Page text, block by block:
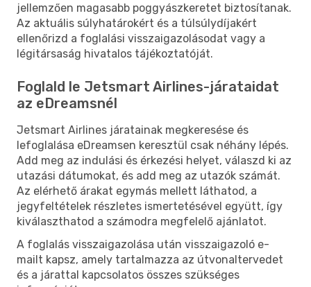
jellemzően magasabb poggyászkeretet biztosítanak.
Az aktuális súlyhatárokért és a túlsúlydíjakért
ellenőrizd a foglalási visszaigazolásodat vagy a
légitársaság hivatalos tájékoztatóját.
Foglald le Jetsmart Airlines-járataidat
az eDreamsnél
Jetsmart Airlines járatainak megkeresése és
lefoglalása eDreamsen keresztül csak néhány lépés.
Add meg az indulási és érkezési helyet, válaszd ki az
utazási dátumokat, és add meg az utazók számát.
Az elérhető árakat egymás mellett láthatod, a
jegyfeltételek részletes ismertetésével együtt, így
kiválaszthatod a számodra megfelelő ajánlatot.
A foglalás visszaigazolása után visszaigazoló e-
mailt kapsz, amely tartalmazza az útvonaltervedet
és a járattal kapcsolatos összes szükséges